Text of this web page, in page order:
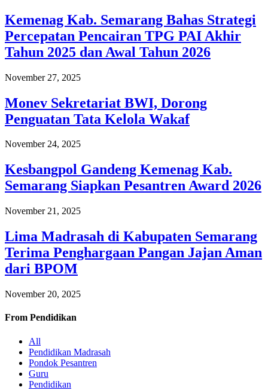
Kemenag Kab. Semarang Bahas Strategi
Percepatan Pencairan TPG PAI Akhir
Tahun 2025 dan Awal Tahun 2026
November 27, 2025
Monev Sekretariat BWI, Dorong
Penguatan Tata Kelola Wakaf
November 24, 2025
Kesbangpol Gandeng Kemenag Kab.
Semarang Siapkan Pesantren Award 2026
November 21, 2025
Lima Madrasah di Kabupaten Semarang
Terima Penghargaan Pangan Jajan Aman
dari BPOM
November 20, 2025
From Pendidikan
All
Pendidikan Madrasah
Pondok Pesantren
Guru
Pendidikan